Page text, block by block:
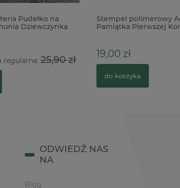
Pudełko na
Dziewczynka
regularna:25,90 zł
Stempel polimerowy
Pamiątka Pierwszej
19,00 zł
do koszyka
ODWIEDŹ NAS
NA
Blog